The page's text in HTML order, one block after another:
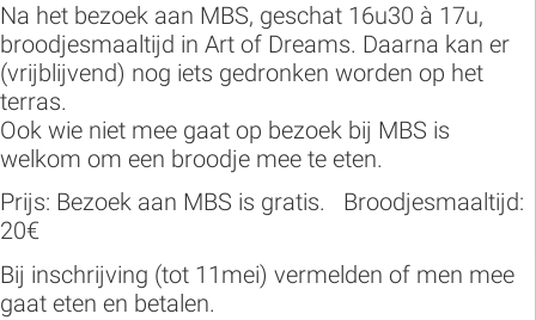
Na het bezoek aan MBS, geschat 16u30 à 17u,
broodjesmaaltijd in Art of Dreams. Daarna kan er
(vrijblijvend) nog iets gedronken worden op het
terras.
Ook wie niet mee gaat op bezoek bij MBS is
welkom om een broodje mee te eten.
Prijs: Bezoek aan MBS is gratis. Broodjesmaaltijd:
20€
Bij inschrijving (tot 11mei) vermelden of men mee
gaat eten en betalen.